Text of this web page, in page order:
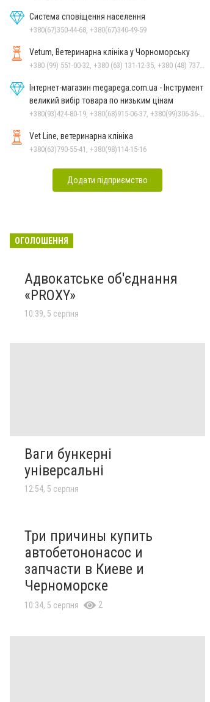
Система сповіщення населення
+380(67)350-44-68, +380(67)340-49-59
Vetum, Ветеринарна клініка у Чорноморську
Інтернет-магазин megapega.com.ua - Інструмент
великий вибір товара по низьким цінам
Vet Line, ветеринарна клініка
+380(63)790-55-41, +380(98)114-15-16
Додати підприємство
ОГОЛОШЕННЯ
Адвокатське об'єднання
«PROXY»
10:39, 5 серпня
Ваги бункерні
універсальні
12:54, 5 серпня
Три причины купить
автобетононасос и
запчасти в Киеве и
Черноморске
10:34, 5 серпня 2